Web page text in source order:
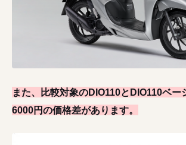
また、比較対象のDIO110とDIO110ベー
6000円の価格差があります。